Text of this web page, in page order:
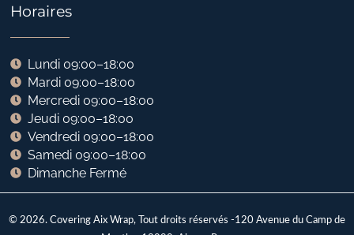
Horaires
Lundi 09:00–18:00
Mardi 09:00–18:00
Mercredi 09:00–18:00
Jeudi 09:00–18:00
Vendredi 09:00–18:00
Samedi 09:00–18:00
Dimanche Fermé
© 2026. Covering Aix Wrap, Tout droits réservés -120 Avenue du Camp de